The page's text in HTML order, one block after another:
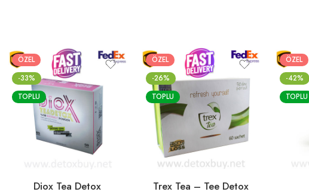
ÖZEL
-33%
TOPLU
Diox Tea Detox
ÖZEL
-26%
TOPLU
Trex Tea – Tee Detox
ÖZEL
-42%
TOPLU